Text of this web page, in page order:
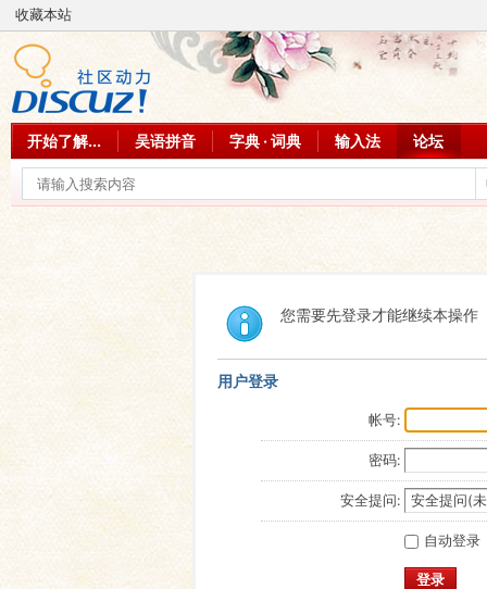
收藏本站
开始了解... 吴语拼音 字典 · 词典 输入法 论坛
您需要先登录才能继续本操作
用户登录
帐号:
密码:
安全提问:
自动登录
登录